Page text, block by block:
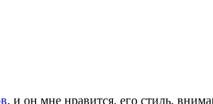
, и он мне нравится, его стиль,